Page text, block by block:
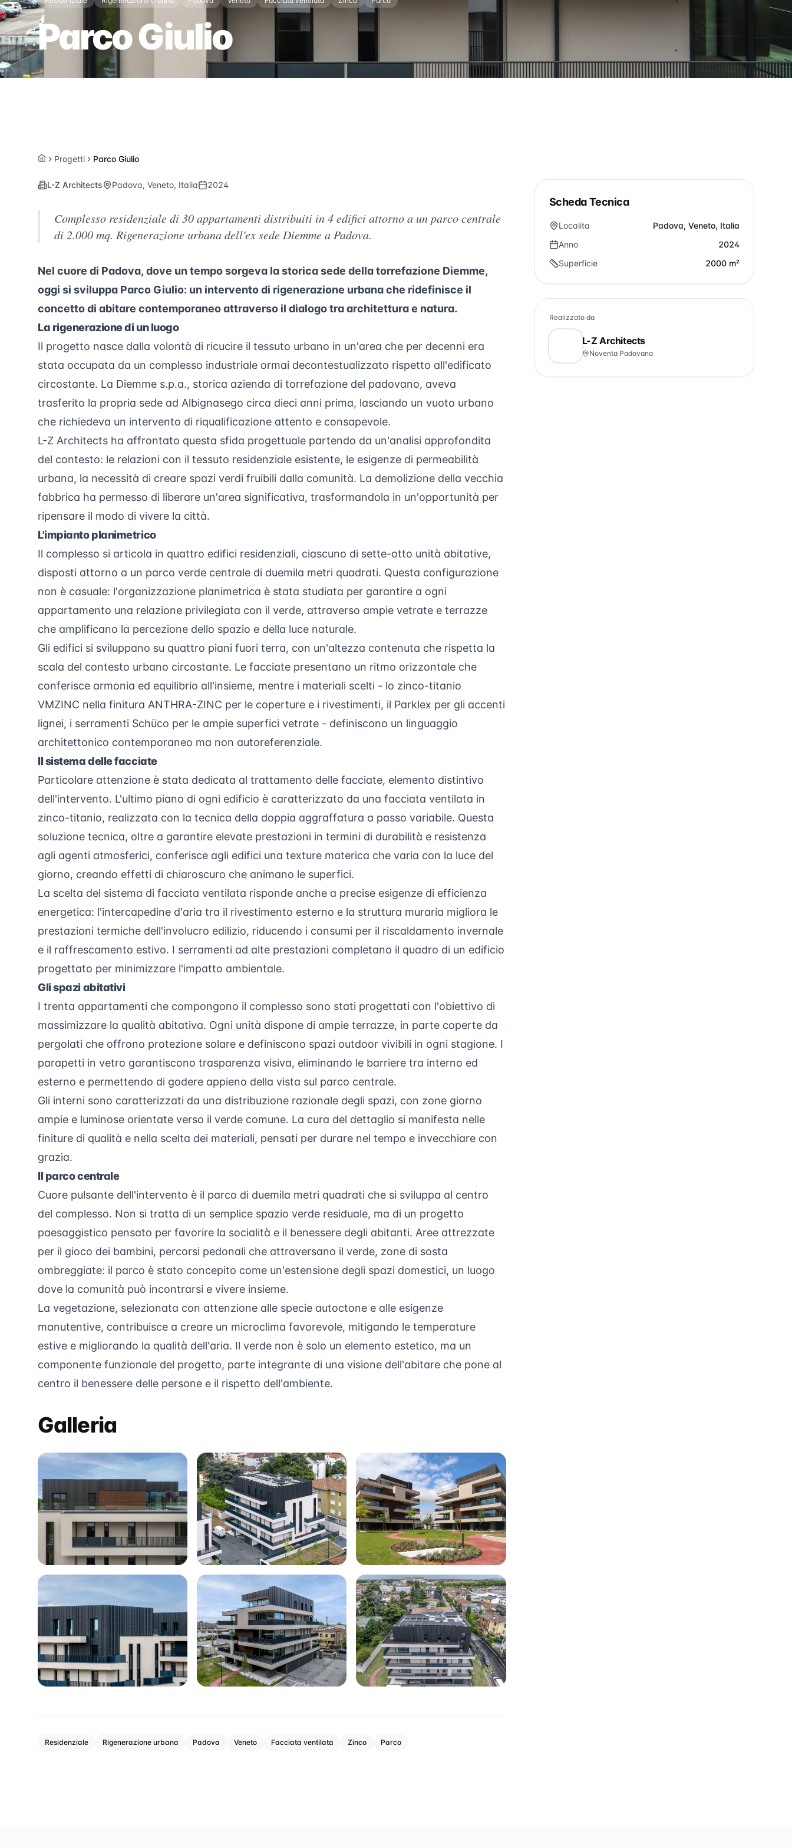
Parco Giulio
HomeProgetti Parco Giulio
L-Z Architects Padova, Veneto, Italia 2024
Complesso residenziale di 30 appartamenti distribuiti in 4 edifici attorno a un parco centrale
di 2.000 mq. Rigenerazione urbana dell'ex sede Diemme a Padova.
Nel cuore di Padova, dove un tempo sorgeva la storica sede della torrefazione Diemme,
oggi si sviluppa Parco Giulio: un intervento di rigenerazione urbana che ridefinisce il
concetto di abitare contemporaneo attraverso il dialogo tra architettura e natura.
La rigenerazione di un luogo
Il progetto nasce dalla volontà di ricucire il tessuto urbano in un'area che per decenni era
stata occupata da un complesso industriale ormai decontestualizzato rispetto all'edificato
circostante. La Diemme s.p.a., storica azienda di torrefazione del padovano, aveva
trasferito la propria sede ad Albignasego circa dieci anni prima, lasciando un vuoto urbano
che richiedeva un intervento di riqualificazione attento e consapevole.
L-Z Architects ha affrontato questa sfida progettuale partendo da un'analisi approfondita
del contesto: le relazioni con il tessuto residenziale esistente, le esigenze di permeabilità
urbana, la necessità di creare spazi verdi fruibili dalla comunità. La demolizione della vecchia
fabbrica ha permesso di liberare un'area significativa, trasformandola in un'opportunità per
ripensare il modo di vivere la città.
L'impianto planimetrico
Il complesso si articola in quattro edifici residenziali, ciascuno di sette-otto unità abitative,
disposti attorno a un parco verde centrale di duemila metri quadrati. Questa configurazione
non è casuale: l'organizzazione planimetrica è stata studiata per garantire a ogni
appartamento una relazione privilegiata con il verde, attraverso ampie vetrate e terrazze
che amplificano la percezione dello spazio e della luce naturale.
Gli edifici si sviluppano su quattro piani fuori terra, con un'altezza contenuta che rispetta la
scala del contesto urbano circostante. Le facciate presentano un ritmo orizzontale che
conferisce armonia ed equilibrio all'insieme, mentre i materiali scelti - lo zinco-titanio
VMZINC nella finitura ANTHRA-ZINC per le coperture e i rivestimenti, il Parklex per gli accenti
lignei, i serramenti Schüco per le ampie superfici vetrate - definiscono un linguaggio
architettonico contemporaneo ma non autoreferenziale.
Il sistema delle facciate
Particolare attenzione è stata dedicata al trattamento delle facciate, elemento distintivo
dell'intervento. L'ultimo piano di ogni edificio è caratterizzato da una facciata ventilata in
zinco-titanio, realizzata con la tecnica della doppia aggraffatura a passo variabile. Questa
soluzione tecnica, oltre a garantire elevate prestazioni in termini di durabilità e resistenza
agli agenti atmosferici, conferisce agli edifici una texture materica che varia con la luce del
giorno, creando effetti di chiaroscuro che animano le superfici.
La scelta del sistema di facciata ventilata risponde anche a precise esigenze di efficienza
energetica: l'intercapedine d'aria tra il rivestimento esterno e la struttura muraria migliora le
prestazioni termiche dell'involucro edilizio, riducendo i consumi per il riscaldamento invernale
e il raffrescamento estivo. I serramenti ad alte prestazioni completano il quadro di un edificio
progettato per minimizzare l'impatto ambientale.
Gli spazi abitativi
I trenta appartamenti che compongono il complesso sono stati progettati con l'obiettivo di
massimizzare la qualità abitativa. Ogni unità dispone di ampie terrazze, in parte coperte da
pergolati che offrono protezione solare e definiscono spazi outdoor vivibili in ogni stagione. I
parapetti in vetro garantiscono trasparenza visiva, eliminando le barriere tra interno ed
esterno e permettendo di godere appieno della vista sul parco centrale.
Gli interni sono caratterizzati da una distribuzione razionale degli spazi, con zone giorno
ampie e luminose orientate verso il verde comune. La cura del dettaglio si manifesta nelle
finiture di qualità e nella scelta dei materiali, pensati per durare nel tempo e invecchiare con
grazia.
Il parco centrale
Cuore pulsante dell'intervento è il parco di duemila metri quadrati che si sviluppa al centro
del complesso. Non si tratta di un semplice spazio verde residuale, ma di un progetto
paesaggistico pensato per favorire la socialità e il benessere degli abitanti. Aree attrezzate
per il gioco dei bambini, percorsi pedonali che attraversano il verde, zone di sosta
ombreggiate: il parco è stato concepito come un'estensione degli spazi domestici, un luogo
dove la comunità può incontrarsi e vivere insieme.
La vegetazione, selezionata con attenzione alle specie autoctone e alle esigenze
manutentive, contribuisce a creare un microclima favorevole, mitigando le temperature
estive e migliorando la qualità dell'aria. Il verde non è solo un elemento estetico, ma un
componente funzionale del progetto, parte integrante di una visione dell'abitare che pone al
centro il benessere delle persone e il rispetto dell'ambiente.
Galleria
Residenziale Rigenerazione urbana Padova Veneto Facciata ventilata Zinco Parco
Scheda Tecnica
Localita
Padova, Veneto, Italia
Anno
2024
Superficie
2000 m²
Realizzato da
L-Z Architects
Noventa Padovana